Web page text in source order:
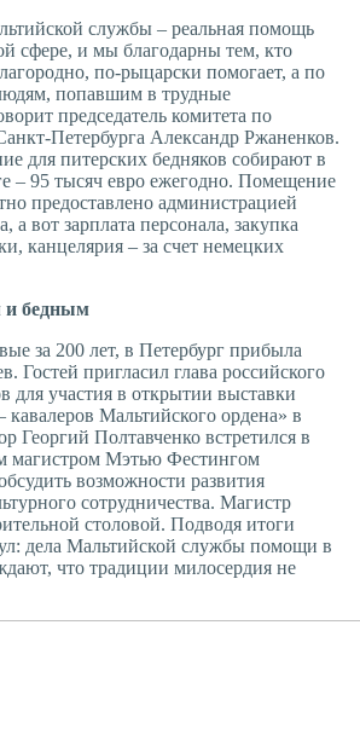
службы – реальная помощь
сфере, и мы благодарны тем, кто
по-рыцарски помогает, а по
попавшим в трудные
председатель комитета по
Петербурга Александр Ржаненков.
для питерских бедняков собирают в
– 95 тысяч евро ежегодно. Помещение
предоставлено администрацией
а вот зарплата персонала, закупка
канцелярия – за счет немецких
и бедным
за 200 лет, в Петербург прибыла
Гостей пригласил глава российского
участия в открытии выставки
кавалеров Мальтийского ордена» в
Георгий Полтавченко встретился в
магистром Мэтью Фестингом
возможности развития
сотрудничества. Магистр
столовой. Подводя итоги
дела Мальтийской службы помощи в
что традиции милосердия не